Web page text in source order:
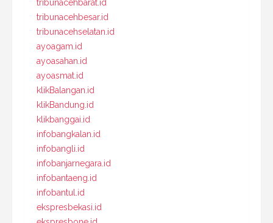
tribunacehbarat.id
tribunacehbesar.id
tribunacehselatan.id
ayoagam.id
ayoasahan.id
ayoasmat.id
klikBalangan.id
klikBandung.id
klikbanggai.id
infobangkalan.id
infobangli.id
infobanjarnegara.id
infobantaeng.id
infobantul.id
ekspresbekasi.id